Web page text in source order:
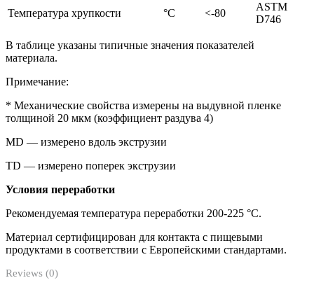
Температура хрупкости °C <-80
ASTM
D746
В таблице указаны типичные значения показателей
материала.
Примечание:
* Механические свойства измерены на выдувной пленке
толщиной 20 мкм (коэффициент раздува 4)
MD — измерено вдоль экструзии
TD — измерено поперек экструзии
Условия переработки
Рекомендуемая температура переработки 200-225 °С.
Материал сертифицирован для контакта с пищевыми
продуктами в соответствии с Европейскими стандартами.
Reviews (0)